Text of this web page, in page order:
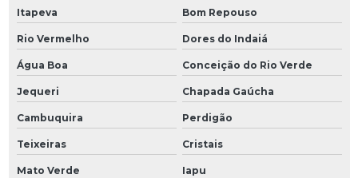
Itapeva Bom Repouso
Rio Vermelho Dores do Indaiá
Água Boa Conceição do Rio Verde
Jequeri Chapada Gaúcha
Cambuquira Perdigão
Teixeiras Cristais
Mato Verde Iapu